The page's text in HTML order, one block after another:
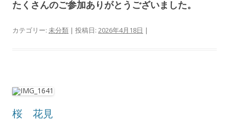
たくさんのご参加ありがとうございました。
カテゴリー: 未分類 | 投稿日: 2026年4月18日 |
桜 花見